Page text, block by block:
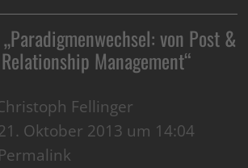
Paradigmenwechsel: von Post &
Management“
Fellinger
Oktober 2013 um 14:04
Permalink